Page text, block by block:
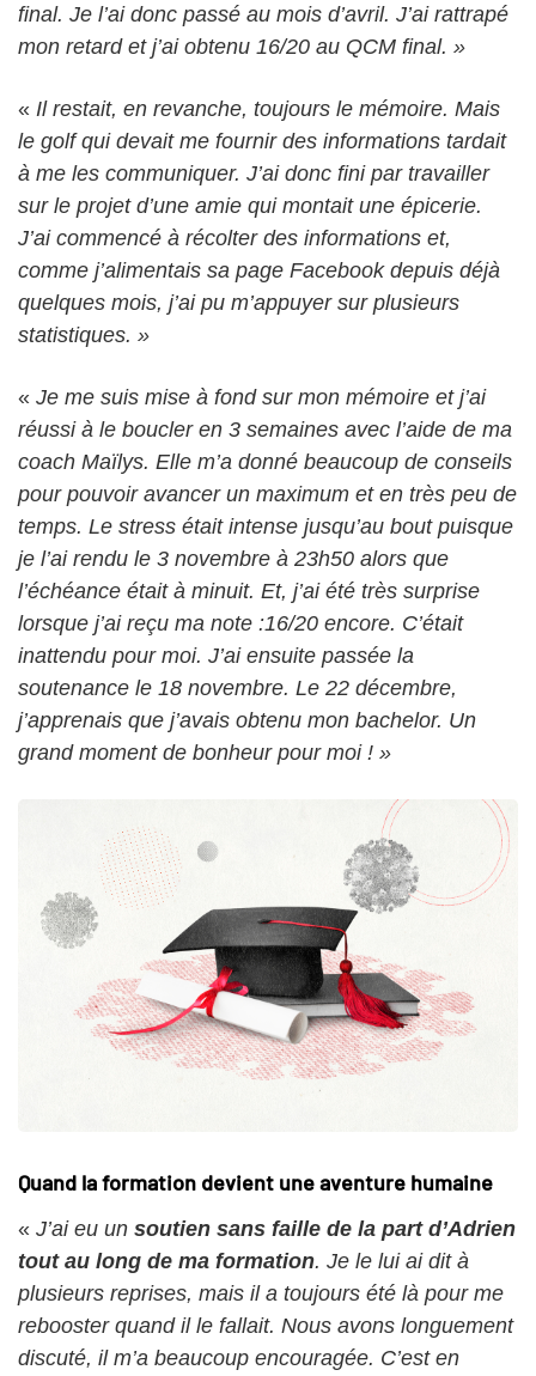
final. Je l’ai donc passé au mois d’avril. J’ai rattrapé
mon retard et j’ai obtenu 16/20 au QCM final. »
« Il restait, en revanche, toujours le mémoire. Mais
le golf qui devait me fournir des informations tardait
à me les communiquer. J’ai donc fini par travailler
sur le projet d’une amie qui montait une épicerie.
J’ai commencé à récolter des informations et,
comme j’alimentais sa page Facebook depuis déjà
quelques mois, j’ai pu m’appuyer sur plusieurs
statistiques. »
« Je me suis mise à fond sur mon mémoire et j’ai
réussi à le boucler en 3 semaines avec l’aide de ma
coach Maïlys. Elle m’a donné beaucoup de conseils
pour pouvoir avancer un maximum et en très peu de
temps. Le stress était intense jusqu’au bout puisque
je l’ai rendu le 3 novembre à 23h50 alors que
l’échéance était à minuit. Et, j’ai été très surprise
lorsque j’ai reçu ma note :16/20 encore. C’était
inattendu pour moi. J’ai ensuite passée la
soutenance le 18 novembre. Le 22 décembre,
j’apprenais que j’avais obtenu mon bachelor. Un
grand moment de bonheur pour moi ! »
Quand la formation devient une aventure humaine
« J’ai eu un soutien sans faille de la part d’Adrien
tout au long de ma formation. Je le lui ai dit à
plusieurs reprises, mais il a toujours été là pour me
rebooster quand il le fallait. Nous avons longuement
discuté, il m’a beaucoup encouragée. C’est en